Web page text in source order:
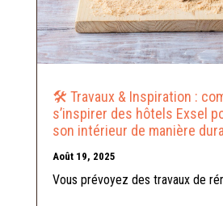
🛠️ Travaux & Inspiration :
s’inspirer des hôtels Exsel
son intérieur de manière
Août 19, 2025
Vous prévoyez des travaux de